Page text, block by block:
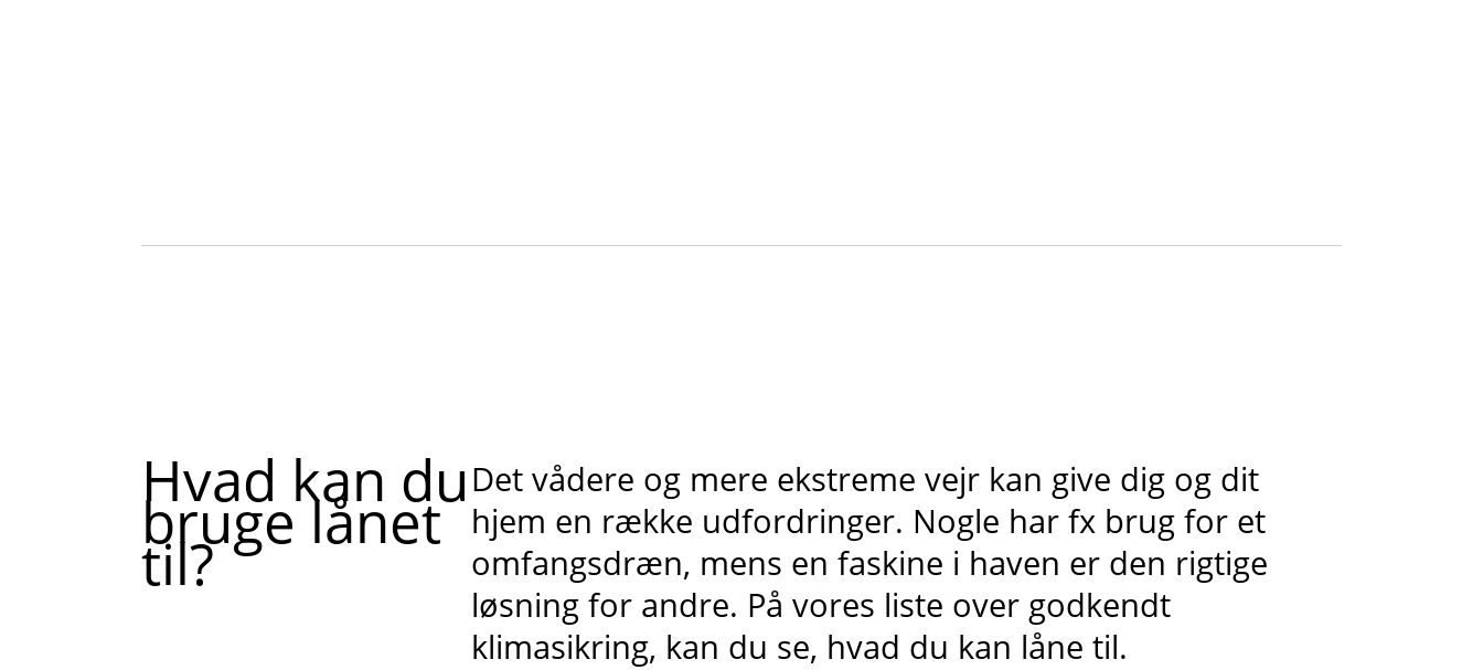
Hvad kan du
bruge lånet
til?
Det vådere og mere ekstreme vejr kan give dig og dit
hjem en række udfordringer. Nogle har fx brug for et
omfangsdræn, mens en faskine i haven er den rigtige
løsning for andre. På vores liste over godkendt
klimasikring, kan du se, hvad du kan låne til.